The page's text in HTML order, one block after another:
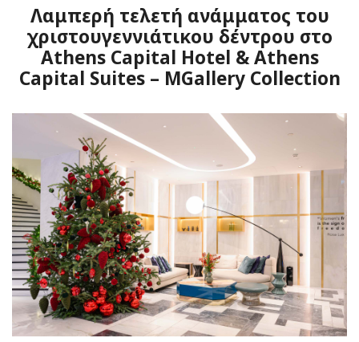
Λαμπερή τελετή ανάμματος του
χριστουγεννιάτικου δέντρου στο
Athens Capital Hotel & Athens
Capital Suites – MGallery Collection